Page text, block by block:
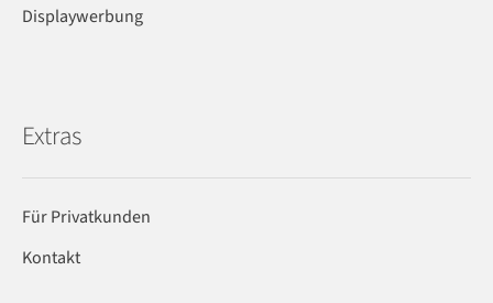
Displaywerbung
Extras
Für Privatkunden
Kontakt